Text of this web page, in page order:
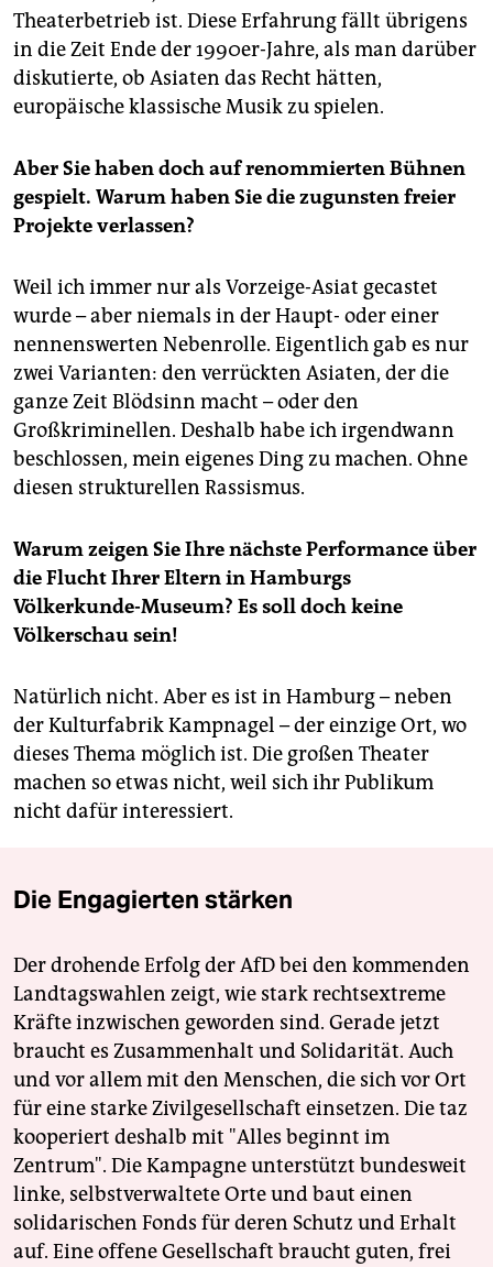
Theaterbetrieb ist. Diese Erfahrung fällt übrigens
in die Zeit Ende der 1990er-Jahre, als man darüber
diskutierte, ob Asiaten das Recht hätten,
europäische klassische Musik zu spielen.
Aber Sie haben doch auf renommierten Bühnen
gespielt. Warum haben Sie die zugunsten freier
Projekte verlassen?
Weil ich immer nur als Vorzeige-Asiat gecastet
wurde – aber niemals in der Haupt- oder einer
nennenswerten Nebenrolle. Eigentlich gab es nur
zwei Varianten: den verrückten Asiaten, der die
ganze Zeit Blödsinn macht – oder den
Großkriminellen. Deshalb habe ich irgendwann
beschlossen, mein eigenes Ding zu machen. Ohne
diesen strukturellen Rassismus.
Warum zeigen Sie Ihre nächste Performance über
die Flucht Ihrer Eltern in Hamburgs
Völkerkunde-Museum? Es soll doch keine
Völkerschau sein!
Natürlich nicht. Aber es ist in Hamburg – neben
der Kulturfabrik Kampnagel – der einzige Ort, wo
dieses Thema möglich ist. Die großen Theater
machen so etwas nicht, weil sich ihr Publikum
nicht dafür interessiert.
Die Engagierten stärken
Der drohende Erfolg der AfD bei den kommenden
Landtagswahlen zeigt, wie stark rechtsextreme
Kräfte inzwischen geworden sind. Gerade jetzt
braucht es Zusammenhalt und Solidarität. Auch
und vor allem mit den Menschen, die sich vor Ort
für eine starke Zivilgesellschaft einsetzen. Die taz
kooperiert deshalb mit "Alles beginnt im
Zentrum". Die Kampagne unterstützt bundesweit
linke, selbstverwaltete Orte und baut einen
solidarischen Fonds für deren Schutz und Erhalt
auf. Eine offene Gesellschaft braucht guten, frei